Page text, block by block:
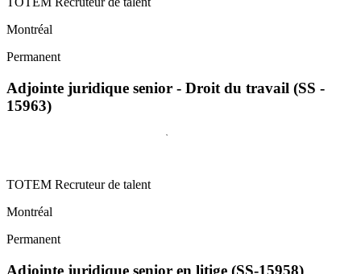
Montréal
Permanent
Adjointe juridique senior - Droit du travail (SS -
15963)
TOTEM Recruteur de talent
Montréal
Permanent
Adjointe juridique senior en litige (SS-15958)